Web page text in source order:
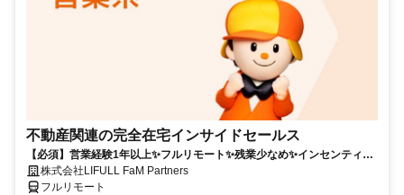
不動産関連の完全在宅インサイドセールス
【必須】営業経験1年以上✨フルリモート✨残業少なめ✨インセンティブ
有 株式会社LIFULL FaM Partners
フルリモート